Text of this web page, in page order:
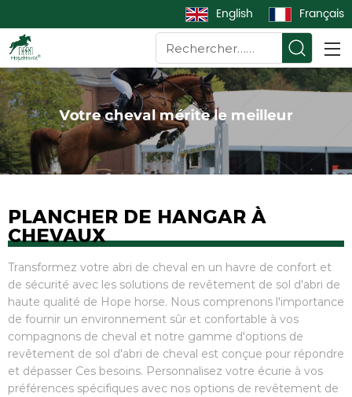
English Français
PLANCHER DE HANGAR À
CHEVAUX
Transformez votre abri de cheval en un havre de confort et
de sécurité avec les solutions de revêtement de sol d'abri de
haute qualité de Hope horse. Nous comprenons l'importance
de fournir un environnement sûr et confortable à vos
compagnons de cheval et notre gamme d'options de
revêtement de sol d'abri de cheval est conçue pour répondre
et dépasser Ces besoins. Personnalisez votre écurie à vos
préférences spécifiques avec nos options de revêtement de